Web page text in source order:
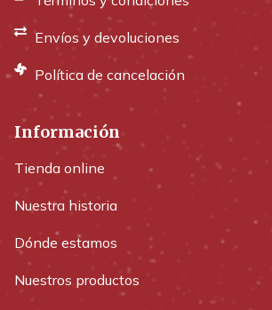
Envíos y devoluciones
Política de cancelación
Información
Tienda online
Nuestra historia
Dónde estamos
Nuestros productos